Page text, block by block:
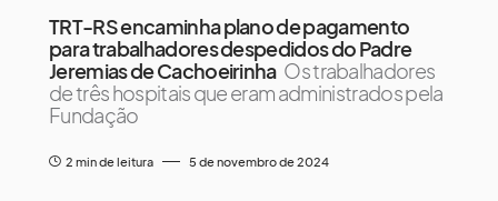
TRT-RS encaminha plano de pagamento
para trabalhadores despedidos do Padre
Jeremias de Cachoeirinha Os trabalhadores
de três hospitais que eram administrados pela
Fundação
2 min de leitura 5 de novembro de 2024